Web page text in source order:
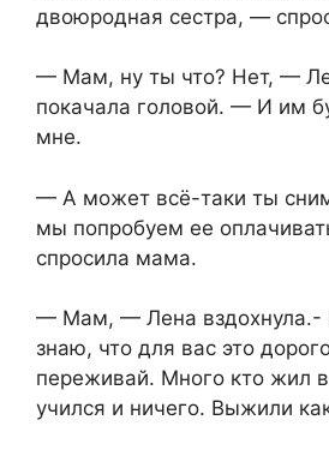
двоюродная сестра, —
— Мам, ну ты что? Нет, —
покачала головой. — И им
мне.
— А может всё-таки ты
мы попробуем ее
спросила мама.
— Мам, — Лена вздохнула.-
знаю, что для вас это
переживай. Много кто жил
учился и ничего. Выжили